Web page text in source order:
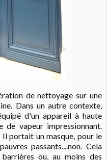
de nettoyage sur une
Dans un autre contexte,
d'un appareil à haute
de vapeur impressionnant.
Il portait un masque, pour le
passants....non. Cela
ou, au moins des